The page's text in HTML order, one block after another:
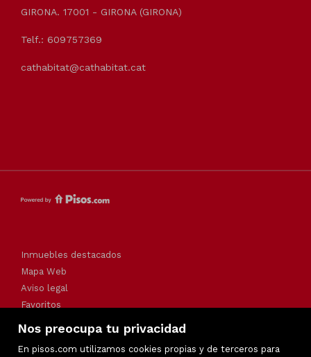
Nos preocupa tu privacidad
En pisos.com utilizamos cookies propias y de terceros para
GIRONA. 17001 - GIRONA (GIRONA)
Telf.: 609757369
cathabitat@cathabitat.cat
Inmuebles destacados
Mapa Web
Aviso legal
Favoritos